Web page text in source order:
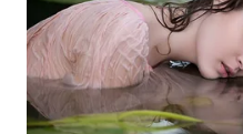
WN
TAPANULI
UTARA
WN